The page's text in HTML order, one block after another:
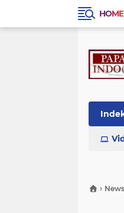
HOME
› News